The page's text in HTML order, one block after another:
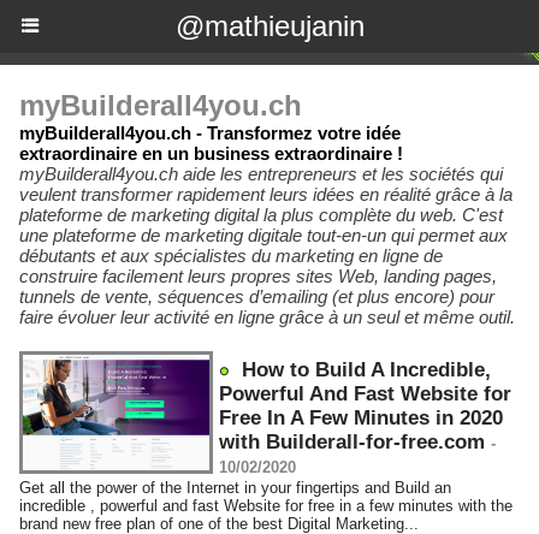
@mathieujanin
myBuilderall4you.ch
myBuilderall4you.ch - Transformez votre idée
extraordinaire ​​​​​​en un business extraordinaire !
myBuilderall4you.ch aide les entrepreneurs et les sociétés qui
veulent transformer rapidement leurs idées en réalité grâce à la
plateforme de marketing digital la plus complète du web. C'est
une plateforme de marketing digitale tout-en-un qui permet aux
débutants et aux spécialistes du marketing en ligne de
construire facilement leurs propres sites Web, landing pages,
tunnels de vente, séquences d’emailing (et plus encore) pour
faire évoluer leur activité en ligne grâce à un seul et même outil.
How to Build A Incredible,
Powerful And Fast Website for
Free In A Few Minutes in 2020
with Builderall-for-free.com -
10/02/2020
Get all the power of the Internet in your fingertips and Build an
incredible , powerful and fast Website for free in a few minutes with the
brand new free plan of one of the best Digital Marketing...